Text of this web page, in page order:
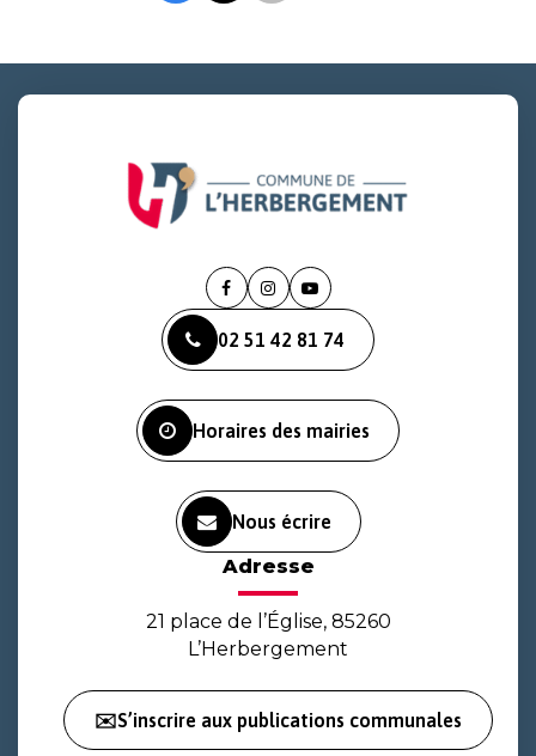
Lien
le
compte
Lien
le
compte
Lien
la
chaîne
02 51 42 81 74
Horaires des mairies
Nous écrire
Adresse
21 place de l’Église, 85260
L’Herbergement
✉️S’inscrire aux publications communales